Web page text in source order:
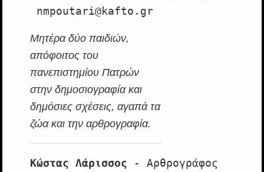
nmpoutari@kafto.gr
Μητέρα δύο παιδιών,
απόφοιτος του
πανεπιστημίου Πατρών
στην δημοσιογραφία και
δημόσιες σχέσεις, αγαπά τα
ζώα και την αρθρογραφία.
Κώστας Λάρισσος - Αρθρογράφος